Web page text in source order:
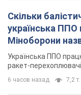
Скільки
українська ППО
Міноборони
Українська ППО
ракет-
6 часов назад 7,2 т.